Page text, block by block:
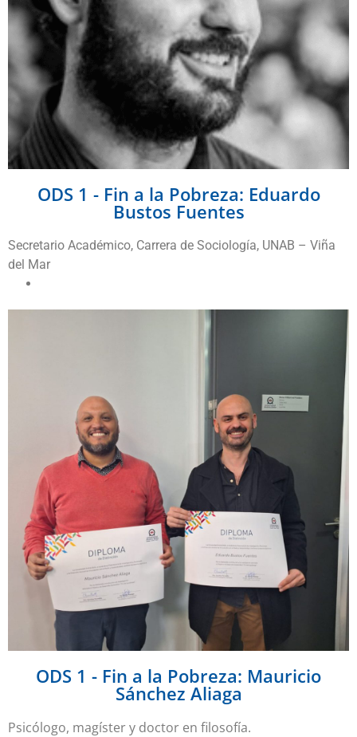
ODS 1 - Fin a la Pobreza: Eduardo
Bustos Fuentes
Secretario Académico, Carrera de Sociología, UNAB – Viña
del Mar
ODS 1 - Fin a la Pobreza: Mauricio
Sánchez Aliaga
Psicólogo, magíster y doctor en filosofía.